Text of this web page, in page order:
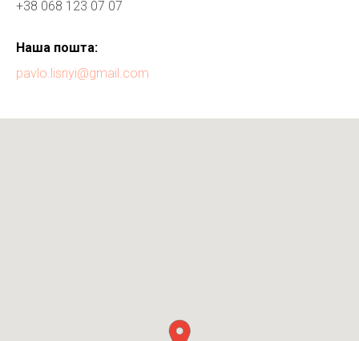
+38 068 123 07 07
Наша пошта:
pavlo.lisnyi@gmail.com